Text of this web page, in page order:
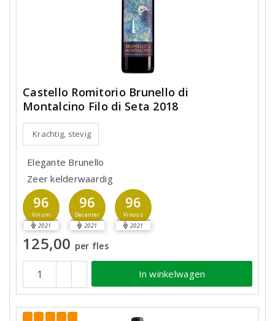
Castello Romitorio Brunello di
Montalcino Filo di Seta 2018
Krachtig, stevig
Elegante Brunello
Zeer kelderwaardig
96
Vinum
2021
96
Decanter
2021
96
Vinous
2021
125,00 per fles
In winkelwagen